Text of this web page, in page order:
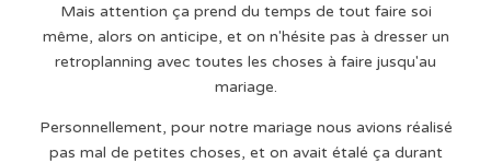
Mais attention ça prend du temps de tout faire soi
même, alors on anticipe, et on n'hésite pas à dresser un
retroplanning avec toutes les choses à faire jusqu'au
mariage.
Personnellement, pour notre mariage nous avions réalisé
pas mal de petites choses, et on avait étalé ça durant